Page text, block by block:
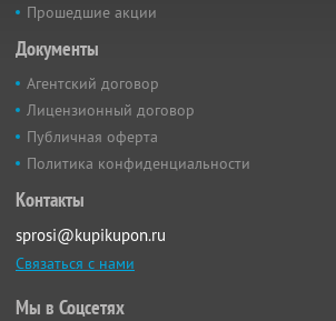
Прошедшие акции
Документы
Агентский договор
Лицензионный договор
Публичная оферта
Политика конфиденциальности
Контакты
sprosi@kupikupon.ru
Связаться с нами
Мы в Соцсетях